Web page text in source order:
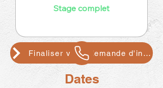
Finaliser votre demande
Dates